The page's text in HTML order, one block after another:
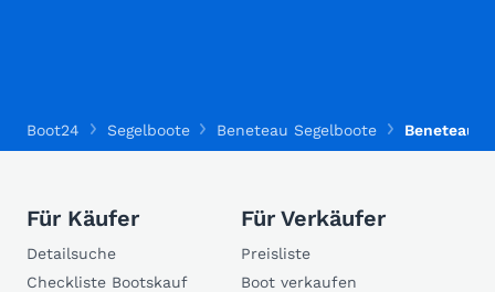
Boot24 Segelboote Beneteau Segelboote Beneteau
Für Käufer
Detailsuche
Checkliste Bootskauf
Für Verkäufer
Preisliste
Boot verkaufen